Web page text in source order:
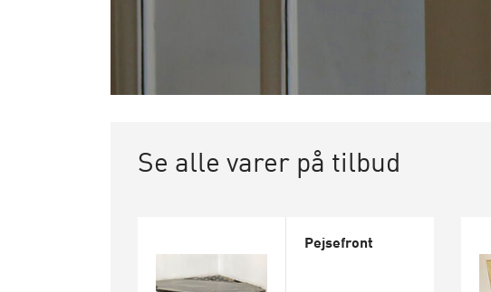
Se alle varer på tilbud
Pejsefront